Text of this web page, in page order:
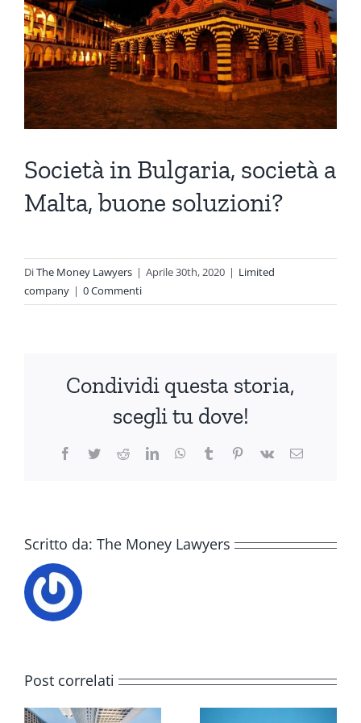
Società in Bulgaria, società a
Malta, buone soluzioni?
DiThe Money Lawyers | Aprile 30th, 2020 | Limited
company | 0 Commenti
Condividi questa storia,
scegli tu dove!
Facebook
TwitterRedditLinkedInWhatsApp
TumblrPinterest
Vk Email
Scritto da: The Money Lawyers
Post correlati
Srl inglese: